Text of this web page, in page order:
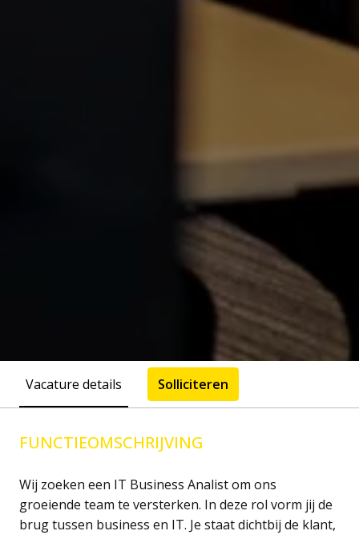
Vacature details Solliciteren
FUNCTIEOMSCHRIJVING
Wij zoeken een IT Business Analist om ons
groeiende team te versterken. In deze rol vorm jij de
brug tussen business en IT. Je staat dichtbij de klant,